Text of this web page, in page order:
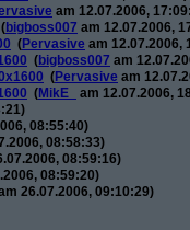
am 12.07.2006,
(bigboss007 am 12.07.2006,
(Pervasive am 12.07.2006,
(bigboss007 am
(Pervasive am
(MikE_
am 12.07.2006,
08:55:40)
08:58:33)
08:59:16)
08:59:20)
26.07.2006, 09:10:29)